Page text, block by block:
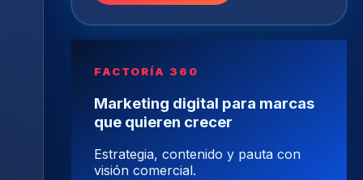
FACTORÍA 360
Marketing digital para marcas
que quieren crecer
Estrategia, contenido y pauta con
visión comercial.